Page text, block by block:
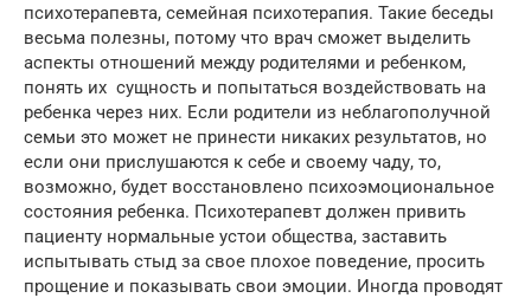
психотерапевта, семейная психотерапия. Такие беседы
весьма полезны, потому что врач сможет выделить
аспекты отношений между родителями и ребенком,
понять их сущность и попытаться воздействовать на
ребенка через них. Если родители из неблагополучной
семьи это может не принести никаких результатов, но
если они прислушаются к себе и своему чаду, то,
возможно, будет восстановлено психоэмоциональное
состояния ребенка. Психотерапевт должен привить
пациенту нормальные устои общества, заставить
испытывать стыд за свое плохое поведение, просить
прощение и показывать свои эмоции. Иногда проводят